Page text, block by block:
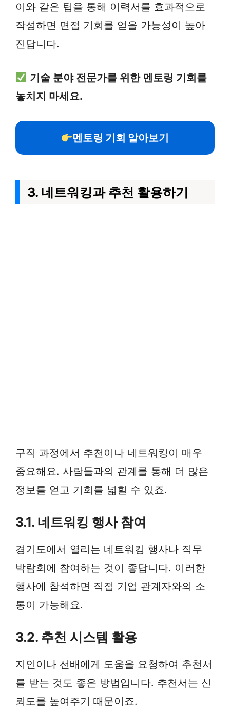
이와 같은 팁을 통해 이력서를 효과적으로
작성하면 면접 기회를 얻을 가능성이 높아
진답니다.
기술 분야 전문가를 위한 멘토링 기회를
놓치지 마세요.
멘토링 기회 알아보기
3. 네트워킹과 추천 활용하기
구직 과정에서 추천이나 네트워킹이 매우
중요해요. 사람들과의 관계를 통해 더 많은
정보를 얻고 기회를 넓힐 수 있죠.
3.1. 네트워킹 행사 참여
경기도에서 열리는 네트워킹 행사나 직무
박람회에 참여하는 것이 좋답니다. 이러한
행사에 참석하면 직접 기업 관계자와의 소
통이 가능해요.
3.2. 추천 시스템 활용
지인이나 선배에게 도움을 요청하여 추천서
를 받는 것도 좋은 방법입니다. 추천서는 신
뢰도를 높여주기 때문이죠.